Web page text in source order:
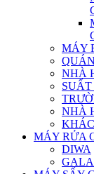
MÁY
NHÀ
NHÀ
MÁY RỬA
DIWA